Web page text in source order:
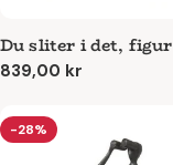
Du sliter i det, figur
Ordinarie
839,00 kr
-28%